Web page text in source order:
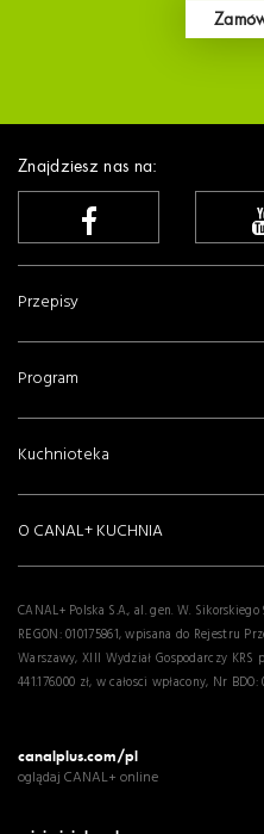
Znajdziesz nas na:
Przepisy
Program
Kuchnioteka
O CANAL+ KUCHNIA
CANAL+ Polska S.A., al. gen. W.
REGON: 010175861, wpisana do Rejestru
Warszawy, XIII Wydział Gospodarczy KRS
441.176.000 zł, w całosci wpłacony, Nr BDO:
canalplus.com/pl
oglądaj CANAL+ online